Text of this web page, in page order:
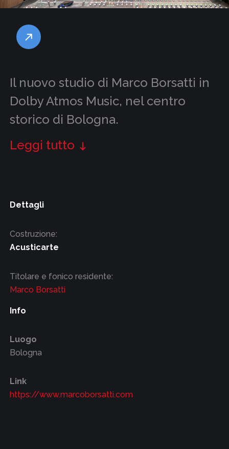
Il nuovo studio di Marco Borsatti in
Dolby Atmos Music, nel centro
storico di Bologna.
Leggi tutto
Dettagli
Costruzione:
Acusticarte
Titolare e fonico residente:
Marco Borsatti
Info
Luogo
Bologna
Link
https://www.marcoborsatti.com